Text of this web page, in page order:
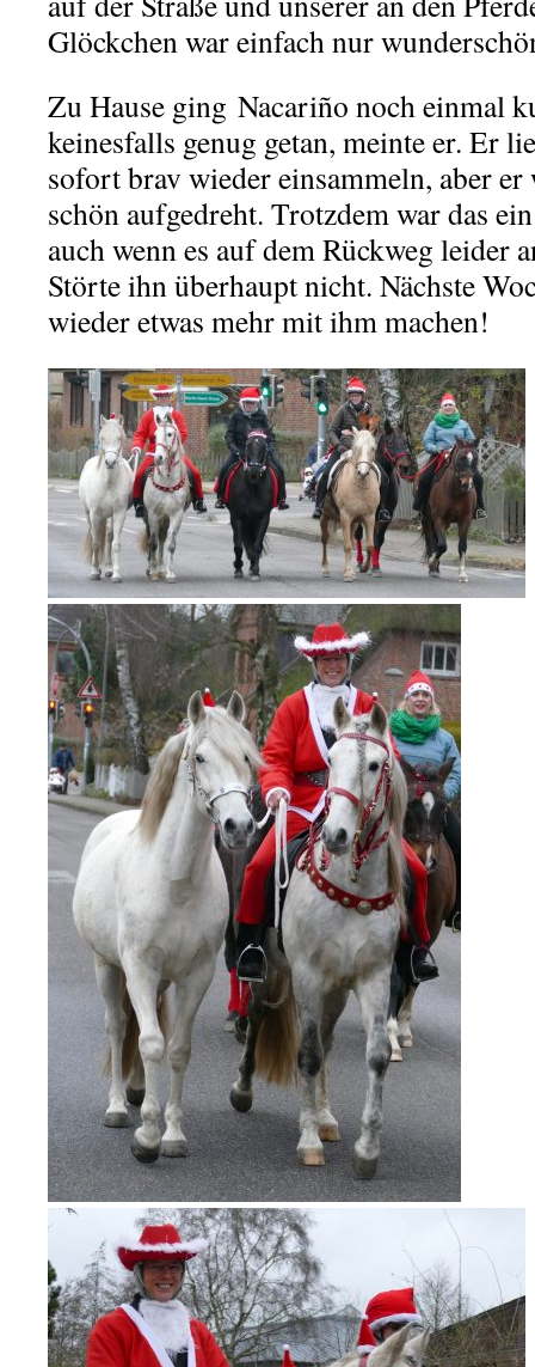
Glöckchen war einfach nur
Zu Hause ging Nacariño noch einmal
keinesfalls genug getan, meinte er. Er
sofort brav wieder einsammeln, aber er
schön aufgedreht. Trotzdem war das
auch wenn es auf dem Rückweg leider
Störte ihn überhaupt nicht. Nächste
wieder etwas mehr mit ihm machen!